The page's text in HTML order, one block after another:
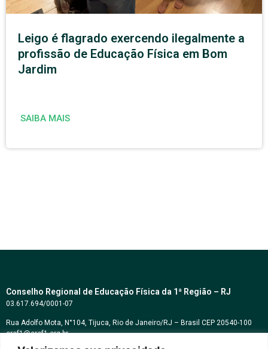
Leigo é flagrado exercendo ilegalmente a
profissão de Educação Física em Bom
Jardim
SAIBA MAIS
Conselho Regional de Educação Física da 1ª Região – RJ
03.617.694/0001-07
Rua Adolfo Mota, N°104, Tijuca, Rio de Janeiro/RJ – Brasil CEP 20540-100
cref1@cref1.org.br